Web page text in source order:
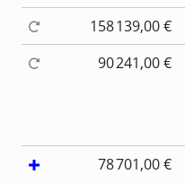
158 139,00 €
90 241,00 €
78 701,00 €